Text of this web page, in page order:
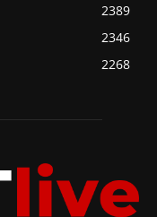
2389
2346
2268